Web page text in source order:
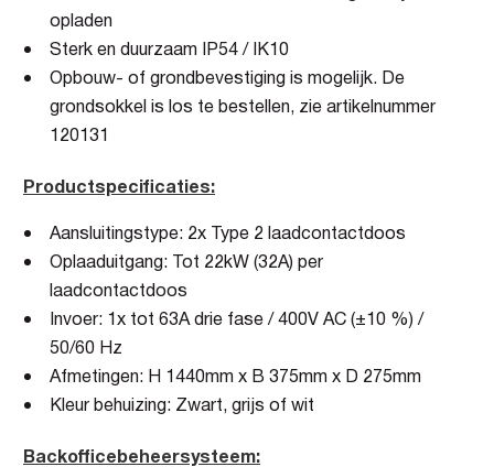
opladen
Sterk en duurzaam IP54 / IK10
Opbouw- of grondbevestiging is mogelijk. De
grondsokkel is los te bestellen, zie artikelnummer
120131
Productspecificaties:
Aansluitingstype: 2x Type 2 laadcontactdoos
Oplaaduitgang: Tot 22kW (32A) per
laadcontactdoos
Invoer: 1x tot 63A drie fase / 400V AC (±10 %) /
50/60 Hz
Afmetingen: H 1440mm x B 375mm x D 275mm
Kleur behuizing: Zwart, grijs of wit
Backofficebeheersysteem: